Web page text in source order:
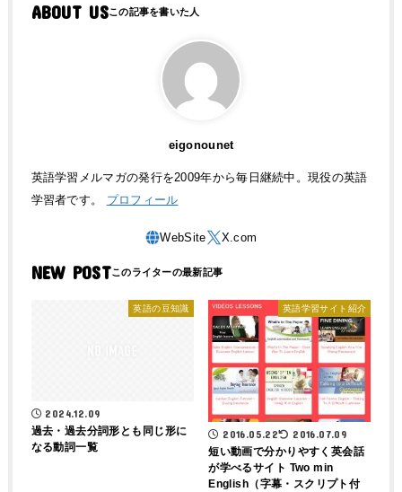
ABOUT US
eigonounet
英語学習メルマガの発行を2009年から毎日継続中。現役の英語
学習者です。 プロフィール
NEW POST
英語の豆知識
2024.12.09
過去・過去分詞形とも同じ形に
なる動詞一覧
英語学習サイト紹介
2016.05.22 2016.07.09
短い動画で分かりやすく英会話
が学べるサイト Two min
English（字幕・スクリプト付